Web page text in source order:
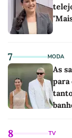
7 MODA
As
para
8 TV